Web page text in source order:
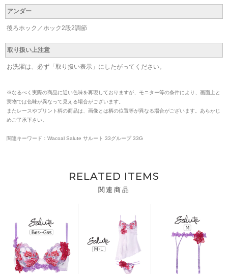
アンダー
後ろホック／ホック2段2調節
取り扱い上注意
お洗濯は、必ず「取り扱い表示」にしたがってください。
※なるべく実際の商品に近い色味を再現しておりますが、モニター等の条件により、画面上と
実物では色味が異なって見える場合がございます。
またレースやプリント柄の商品は、画像とは柄の位置等が異なる場合がございます。あらかじ
めご了承下さい。
関連キーワード：Wacoal Salute サルート 33グループ 33G
RELATED ITEMS
関連商品